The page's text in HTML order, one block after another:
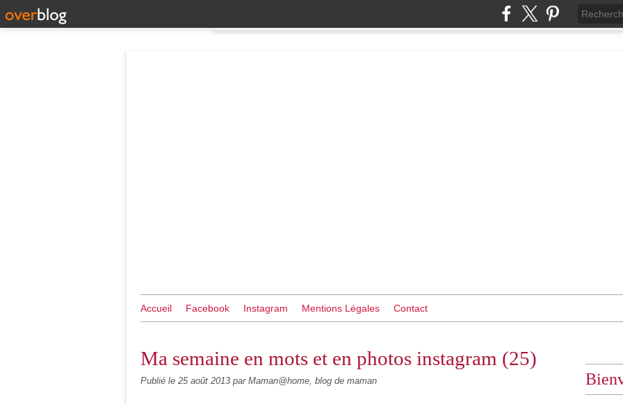
Accueil Facebook Instagram Mentions Légales Contact
Ma semaine en mots et en photos instagram (25)
Publié le 25 août 2013 par Maman@home, blog de maman